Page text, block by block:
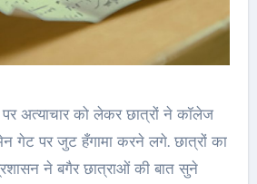
अत्याचार को लेकर छात्रों ने कॉलेज
गेट पर जुट हँगामा करने लगे. छात्रों का
ने बगैर छात्राओं की बात सुने